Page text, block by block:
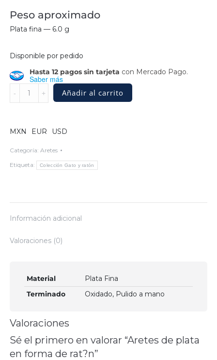
Peso aproximado
Plata fina — 6.0 g
Disponible por pedido
Hasta 12 pagos sin tarjeta con Mercado Pago.
Saber más
forma
rat?
quantity
Añadir al carrito
MXN EUR USD
Categoría: Aretes
Etiqueta:
Colección Gato y ratón
Información adicional
Valoraciones (0)
Material
Plata Fina
Terminado
Oxidado, Pulido a mano
Valoraciones
Sé el primero en valorar “Aretes de plata
en forma de rat?n”